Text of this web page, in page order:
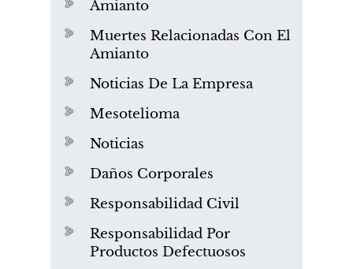
Amianto
Muertes Relacionadas Con El
Amianto
Noticias De La Empresa
Mesotelioma
Noticias
Daños Corporales
Responsabilidad Civil
Responsabilidad Por
Productos Defectuosos